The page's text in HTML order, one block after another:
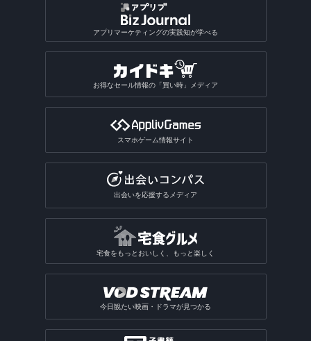
アプリマーケティングの実践知が学べる
お得なセール情報の「買い時」メディア
スマホゲーム情報サイト
出会いを応援するメディア
宅食をもっとおいしく、もっと楽しく
今日観たい映画・ドラマが見つかる